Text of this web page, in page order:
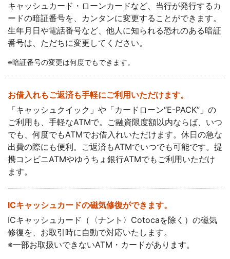
キャッシュカード・ローンカードなど、当行が発行するカ
ードの暗証番号を、カンタンに変更することができます。
生年月日や電話番号など、他人に知られる恐れのある暗証
番号は、ただちに変更してください。
※
コメジルシ
暗証番号の変更は何度でもできます。
お借入れもご返済も手軽にご利用いただけます。
「キャッシュクイック」や「カードローン“E-PACK”」の
ご利用も、手軽なATMで。ご融資限度額以内ならば、いつ
でも、何度でもATMでお借入れいただけます。休日の急な
出費の際にも便利。ご返済もATMでいつでも可能です。提
携コンビニATMやゆうちょ銀行ATMでもご利用いただけ
ます。
ICキャッシュカードの磁気修復ができます。
ICキャッシュカード（〈ナント〉Cotocaを除く）の磁気
修復を、お取引時に自動で対応いたします。
※コメジルシ
一部お取扱いできないATM・カードがあります。